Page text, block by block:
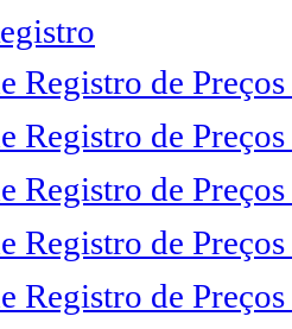
Registro de
Registro de
Registro de
Registro de
Registro de